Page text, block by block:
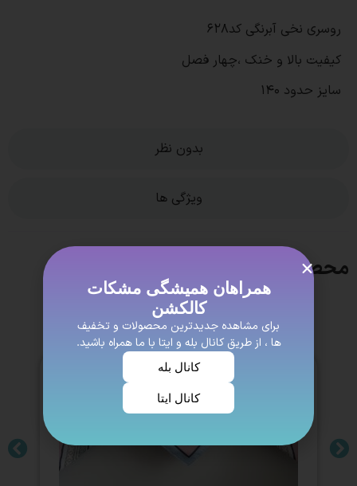
بدون نظر
ویژگی ها
روسری نخی آبرنگی کد628
کیفیت بالا و خنک ،چهار فصل
سایز حدود 140
محصولات مشابه
همراهان همیشگی مشکات
کالکشن
برای مشاهده جدیدترین محصولات و تخفیف
ها ، از طریق کانال بله و ایتا با ما همراه باشید.
کانال بله
کانال ایتا